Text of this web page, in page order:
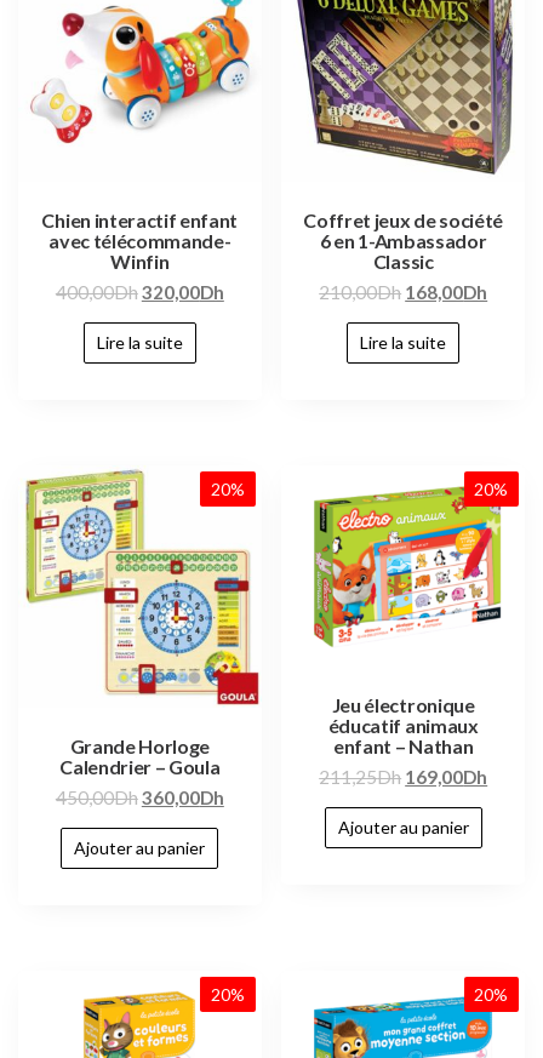
Chien interactif enfant
avec télécommande-
Winfin
400,00Dh320,00Dh
Lire la suite
Coffret jeux de société
6 en 1-Ambassador
Classic
210,00Dh 168,00Dh
Lire la suite
20%
Grande Horloge
Calendrier – Goula
450,00Dh360,00Dh
Ajouter au panier
20%
Jeu électronique
éducatif animaux
enfant – Nathan
211,25Dh 169,00Dh
Ajouter au panier
20% 20%